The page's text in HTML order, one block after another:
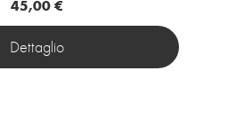
45,00 €
Dettaglio